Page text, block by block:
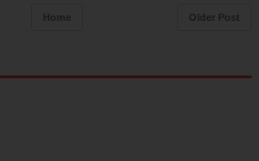
Older Post
Home